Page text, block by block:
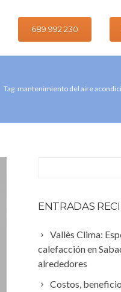
689 992 230
Tag: mantenimiento del aire
ENTRADAS
Vallès Clima:
calefacción en
alrededores
Costos,